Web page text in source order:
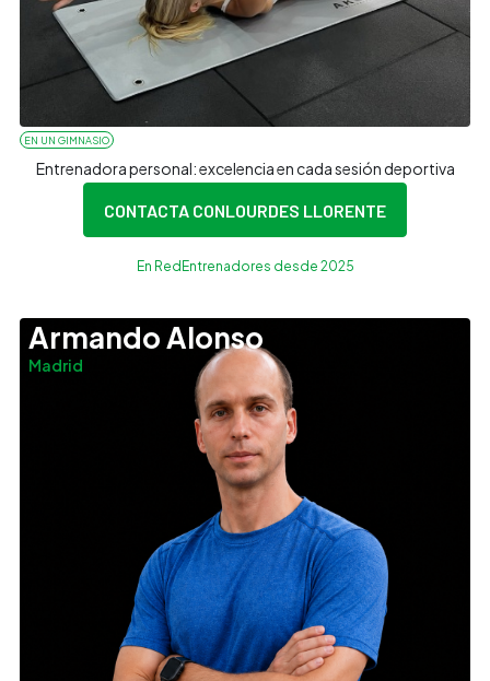
EN UN GIMNASIO
Entrenadora personal: excelencia en cada sesión deportiva
CONTACTA CONLOURDES LLORENTE
En RedEntrenadores desde 2025
Armando Alonso
Madrid